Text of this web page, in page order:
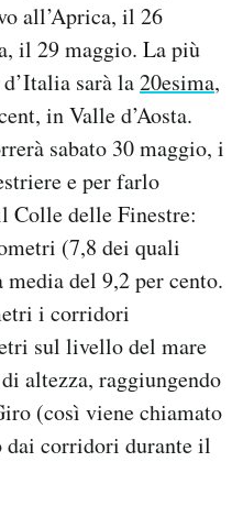
all’Aprica, il 26
il 29 maggio. La più
sarà la20esima,
in Valle d’Aosta.
sabato 30 maggio, i
e per farlo
Colle delle Finestre:
(7,8 dei quali
del 9,2 per cento.
i corridori
sul livello del mare
altezza, raggiungendo
(così viene chiamato
corridori durante il